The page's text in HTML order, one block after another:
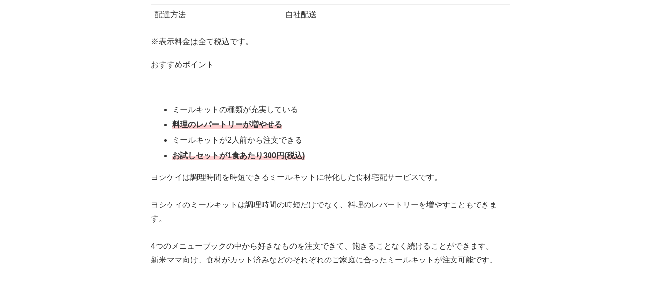
配達方法 自社配送
※表示料金は全て税込です。
おすすめポイント
ミールキットの種類が充実している
料理のレパートリーが増やせる
ミールキットが2人前から注文できる
お試しセットが1食あたり300円(税込)
ヨシケイは調理時間を時短できるミールキットに特化した食材宅配サービスです。
ヨシケイのミールキットは調理時間の時短だけでなく、料理のレパートリーを増やすこともできま
す。
4つのメニューブックの中から好きなものを注文できて、 飽きることなく続けることができます。
新米ママ向け、食材がカット済みなどのそれぞれのご家庭に合ったミールキットが注文可能です。